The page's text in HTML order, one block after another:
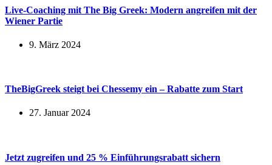
Live-Coaching mit The Big Greek: Modern angreifen mit der
Wiener Partie
9. März 2024
TheBigGreek steigt bei Chessemy ein – Rabatte zum Start
27. Januar 2024
Jetzt zugreifen und 25 % Einführungsrabatt sichern